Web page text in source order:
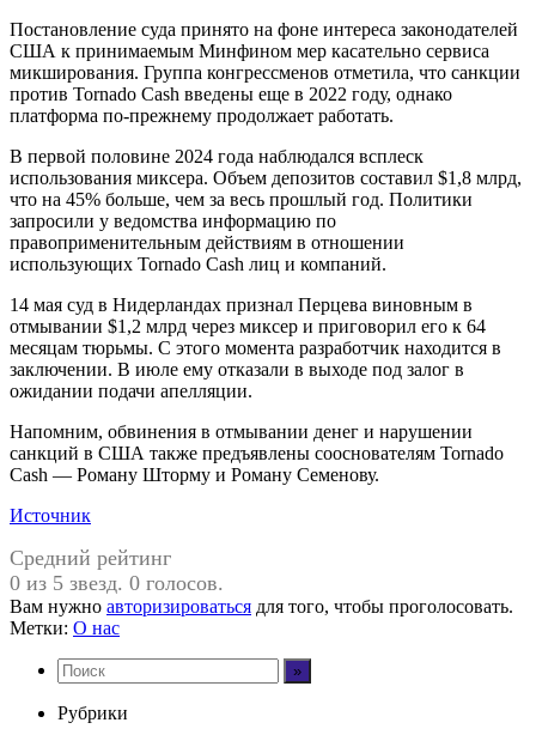
Постановление суда принято на фоне интереса законодателей
США к принимаемым Минфином мер касательно сервиса
микширования. Группа конгрессменов отметила, что санкции
против Tornado Cash введены еще в 2022 году, однако
платформа по-прежнему продолжает работать.
В первой половине 2024 года наблюдался всплеск
использования миксера. Объем депозитов составил $1,8 млрд,
что на 45% больше, чем за весь прошлый год. Политики
запросили у ведомства информацию по
правоприменительным действиям в отношении
использующих Tornado Cash лиц и компаний.
14 мая суд в Нидерландах признал Перцева виновным в
отмывании $1,2 млрд через миксер и приговорил его к 64
месяцам тюрьмы. С этого момента разработчик находится в
заключении. В июле ему отказали в выходе под залог в
ожидании подачи апелляции.
Напомним, обвинения в отмывании денег и нарушении
санкций в США также предъявлены сооснователям Tornado
Cash — Роману Шторму и Роману Семенову.
Источник
Средний рейтинг
0 из 5 звезд. 0 голосов.
Вам нужно авторизироваться для того, чтобы проголосовать.
Метки: О нас
Рубрики